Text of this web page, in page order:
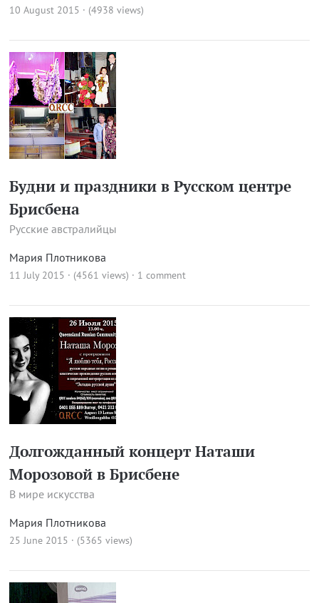
10 August 2015 · (4938 views)
Будни и праздники в Русском центре
Брисбена
Русские австралийцы
Мария Плотникова
11 July 2015 · (4561 views) · 1 comment
Долгожданный концерт Наташи
Морозовой в Брисбене
В мире искусства
Мария Плотникова
25 June 2015 · (5365 views)